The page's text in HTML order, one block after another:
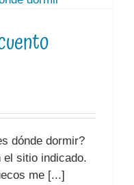
dónde dormir?
el sitio indicado.
me [...]